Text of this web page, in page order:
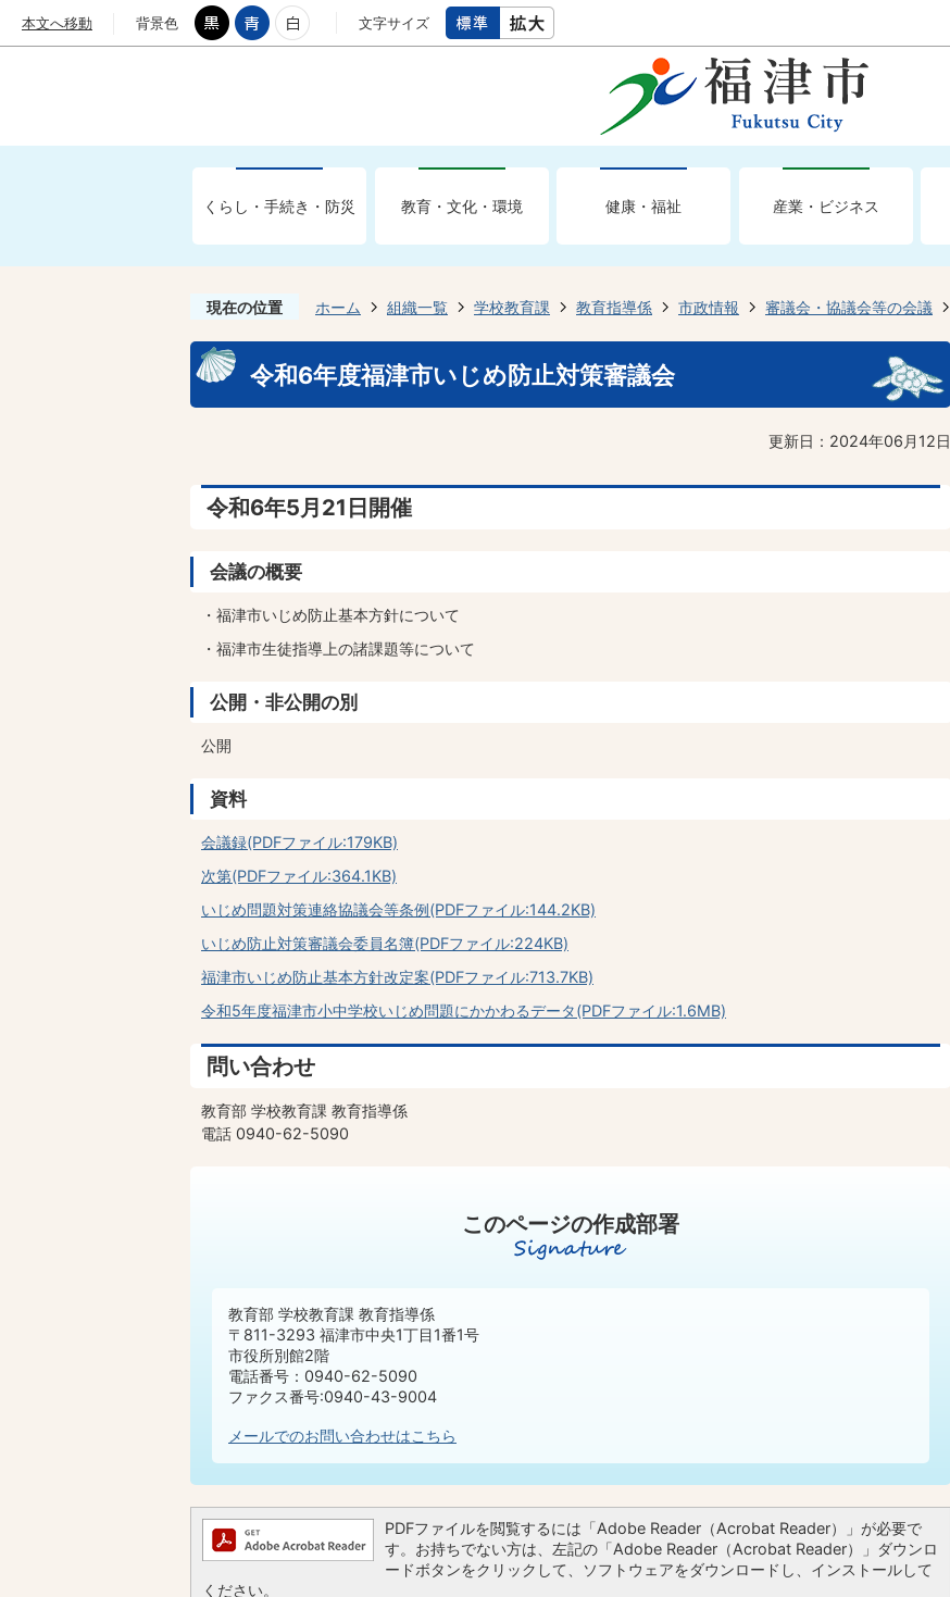
本文へ移動 背景色 文字サイズ
くらし・手続き・防災 教育・文化・環境 健康・福祉 産業・ビジネス
現在の位置 ホーム 組織一覧 学校教育課 教育指導係 市政情報 審議会・協議会等の会議
令和6年度福津市いじめ防止対策審議会
更新日：2024年06月12日
令和6年5月21日開催
会議の概要
・福津市いじめ防止基本方針について
・福津市生徒指導上の諸課題等について
公開・非公開の別
公開
資料
会議録(PDFファイル:179KB)
次第(PDFファイル:364.1KB)
いじめ問題対策連絡協議会等条例(PDFファイル:144.2KB)
いじめ防止対策審議会委員名簿(PDFファイル:224KB)
福津市いじめ防止基本方針改定案(PDFファイル:713.7KB)
令和5年度福津市小中学校いじめ問題にかかわるデータ(PDFファイル:1.6MB)
問い合わせ
教育部 学校教育課 教育指導係
電話 0940-62-5090
このページの作成部署
教育部 学校教育課 教育指導係
〒811-3293 福津市中央1丁目1番1号
市役所別館2階
電話番号：0940-62-5090
ファクス番号:0940-43-9004
メールでのお問い合わせはこちら
PDFファイルを閲覧するには「Adobe Reader（Acrobat Reader）」が必要で
す。お持ちでない方は、左記の「Adobe Reader（Acrobat Reader）」ダウンロ
ードボタンをクリックして、ソフトウェアをダウンロードし、インストールして
ください。